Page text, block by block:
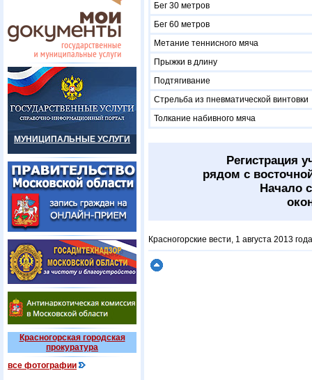
МУНИЦИПАЛЬНЫЕ УСЛУГИ
Красногорская городская
прокуратура
все фотографии
Бег 30 метров
Бег 60 метров
Метание теннисного мяча
Прыжки в длину
Подтягивание
Стрельба из пневматической винтовки
Толкание набивного мяча
Регистрация
рядом с
Начало
Красногорские вести, 1 августа 2013